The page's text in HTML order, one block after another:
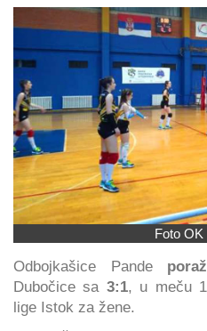
Foto OK
Odbojkašice Pande
Dubočice sa 3:1, u meču
lige Istok za žene.